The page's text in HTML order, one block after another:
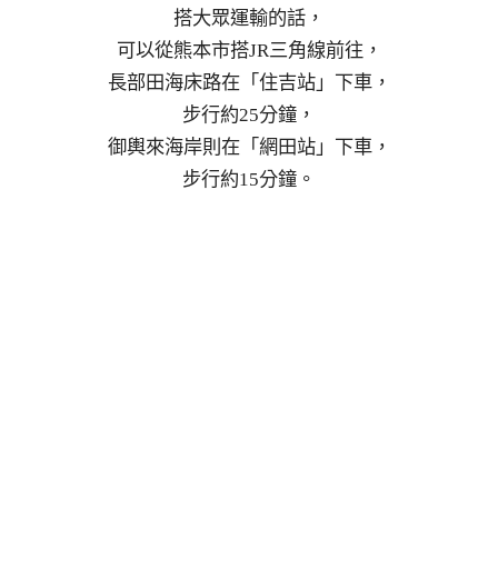
搭大眾運輸的話，
可以從熊本市搭JR三角線前往，
長部田海床路在「住吉站」下車，
步行約25分鐘，
御輿來海岸則在「網田站」下車，
步行約15分鐘。